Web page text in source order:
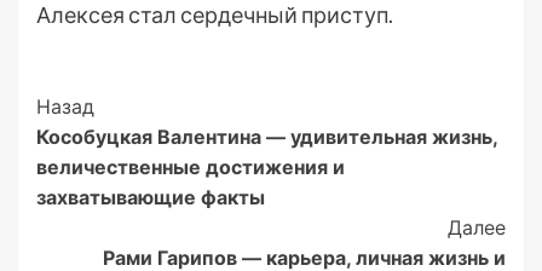
Алексея стал сердечный приступ.
Post
Navigation
Назад
Кособуцкая Валентина — удивительная жизнь,
величественные достижения и
захватывающие факты
Далее
Рами Гарипов — карьера, личная жизнь и